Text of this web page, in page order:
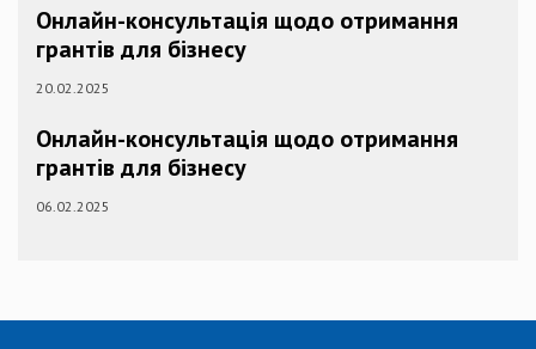
Онлайн-консультація щодо отримання
грантів для бізнесу
20.02.2025
Онлайн-консультація щодо отримання
грантів для бізнесу
06.02.2025